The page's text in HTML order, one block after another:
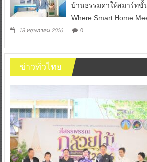
บ้านธรรมดาให้สมาร์ทขั้
Where Smart Home
18 พฤษภาคม 2026 0
ข่าวทั่วไทย